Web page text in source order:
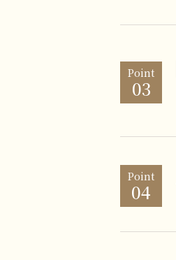
Point
03
Point
04